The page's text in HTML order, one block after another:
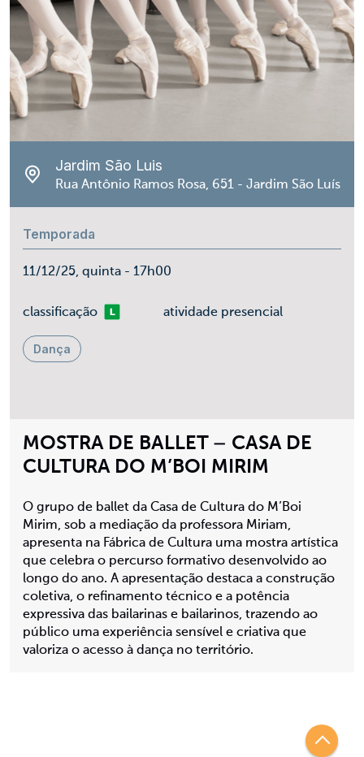
MOSTRA DE BALLET – CASA DE
CULTURA DO M’BOI MIRIM
O grupo de ballet da Casa de Cultura do M’Boi
Mirim, sob a mediação da professora Miriam,
apresenta na Fábrica de Cultura uma mostra artística
que celebra o percurso formativo desenvolvido ao
longo do ano. A apresentação destaca a construção
coletiva, o refinamento técnico e a potência
expressiva das bailarinas e bailarinos, trazendo ao
público uma experiência sensível e criativa que
valoriza o acesso à dança no território.
Jardim São Luis
Rua Antônio Ramos Rosa, 651 - Jardim São Luís
Temporada
11/12/25, quinta - 17h00
classificaçãoLivre atividade presencial
Dança